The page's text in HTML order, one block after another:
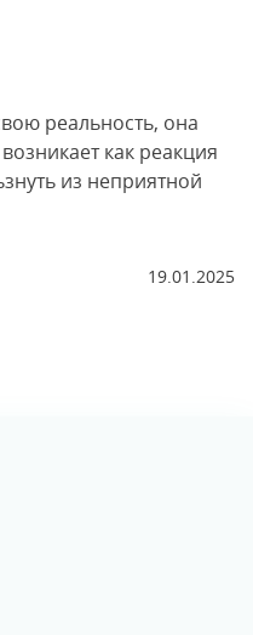
реальность, она
как реакция
из неприятной
19.01.2025